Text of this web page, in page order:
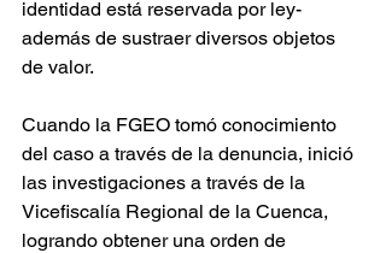
identidad está reservada por ley-
además de sustraer diversos objetos
de valor.
Cuando la FGEO tomó conocimiento
del caso a través de la denuncia, inició
las investigaciones a través de la
Vicefiscalía Regional de la Cuenca,
logrando obtener una orden de